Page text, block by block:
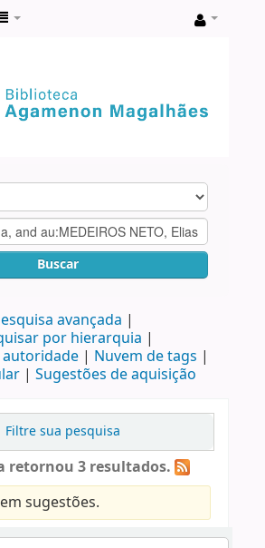
Buscar
avançada
por hierarquia
autoridade
Nuvem de tags
Sugestões de aquisição
Filtre sua pesquisa
retornou 3 resultados.
sugestões.